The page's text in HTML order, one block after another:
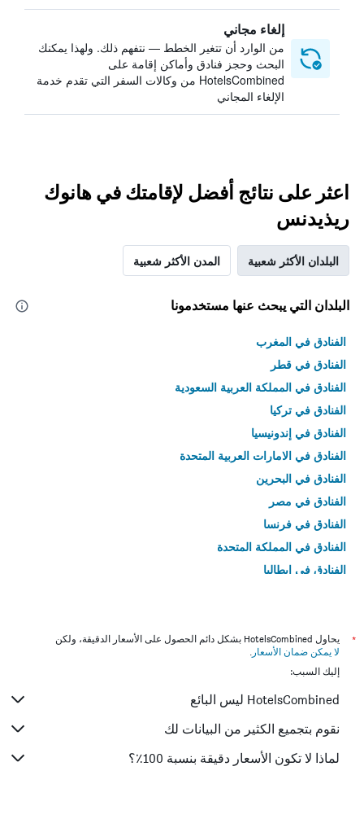
إلغاء مجاني
من الوارد أن تتغير الخطط — نتفهم ذلك. ولهذا يمكنك
البحث وحجز فنادق وأماكن إقامة على
HotelsCombined من وكالات السفر التي تقدم خدمة
الإلغاء المجاني
اعثر على نتائج أفضل لإقامتك في هانوك
ريذيدنس
البلدان الأكثر شعبية المدن الأكثر شعبية
البلدان التي يبحث عنها مستخدمونا
الفنادق في المغرب
الفنادق في قطر
الفنادق في المملكة العربية السعودية
الفنادق في تركيا
الفنادق في إندونيسيا
الفنادق في الامارات العربية المتحدة
الفنادق في البحرين
الفنادق في مصر
الفنادق في فرنسا
الفنادق في المملكة المتحدة
الفنادق في إيطاليا
*
يحاول HotelsCombined بشكل دائم الحصول على الأسعار الدقيقة، ولكن
لا يمكن ضمان الأسعار .
إليك السبب:
HotelsCombined ليس البائع
نقوم بتجميع الكثير من البيانات لك
لماذا لا تكون الأسعار دقيقة بنسبة 100٪؟